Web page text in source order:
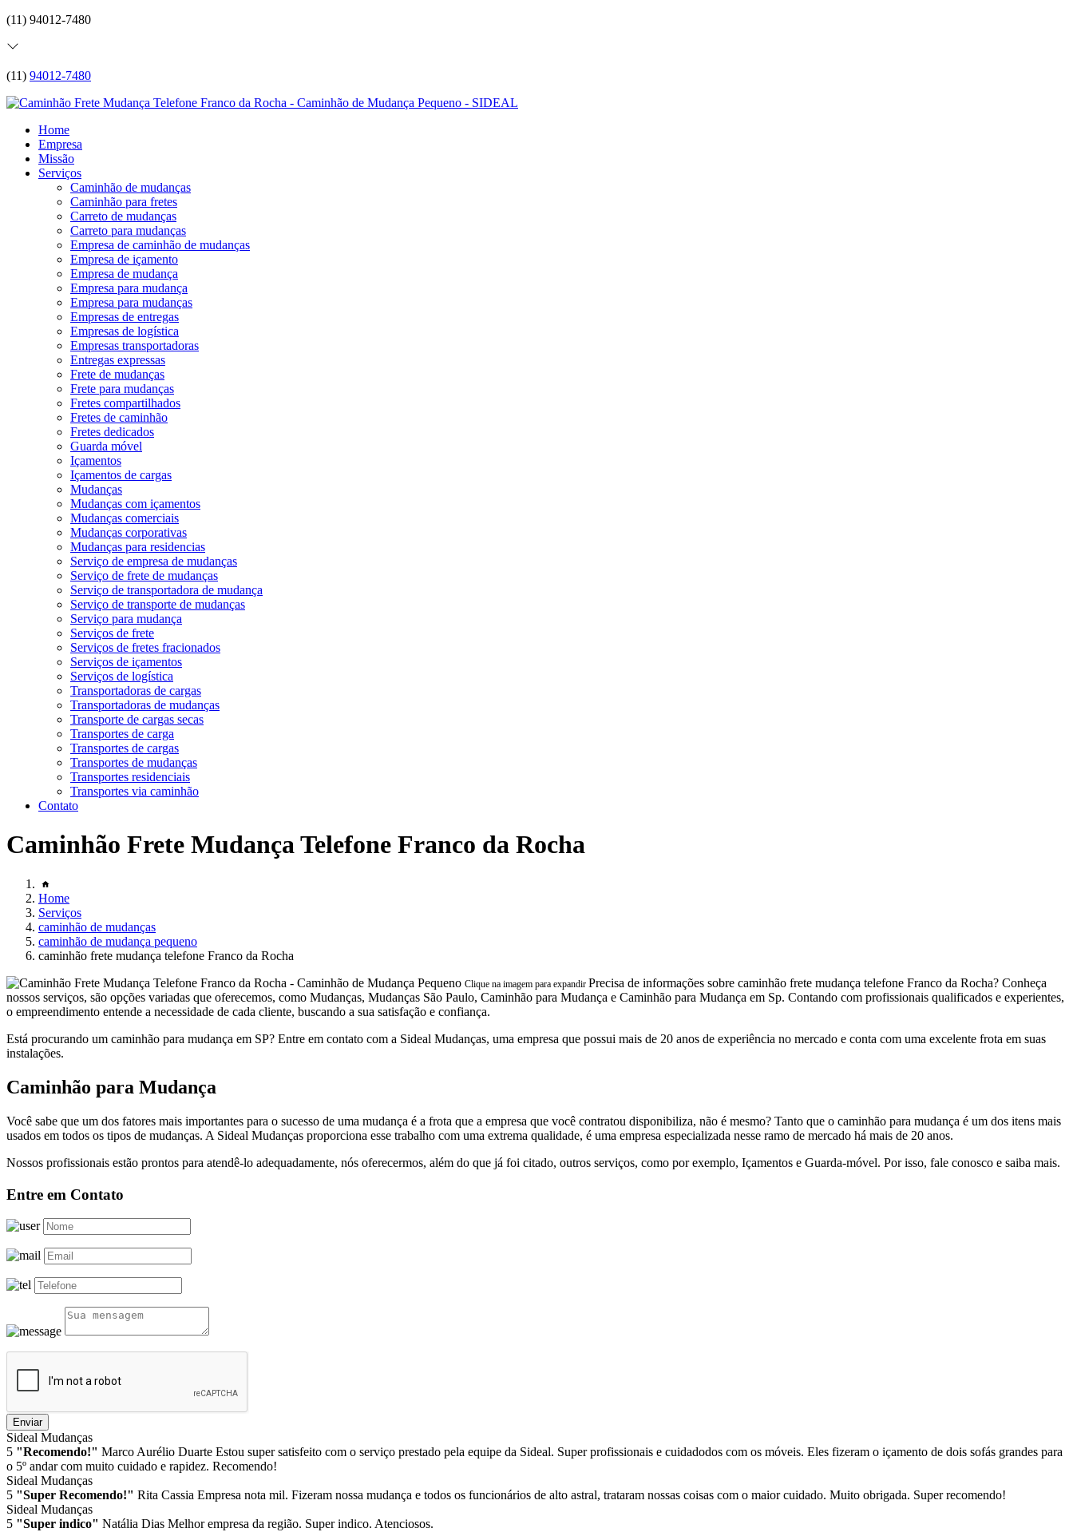
(11) 94012-7480
(11) 94012-7480
Home
Empresa
Missão
Serviços
Caminhão de mudanças
Caminhão para fretes
Carreto de mudanças
Carreto para mudanças
Empresa de caminhão de mudanças
Empresa de içamento
Empresa de mudança
Empresa para mudança
Empresa para mudanças
Empresas de entregas
Empresas de logística
Empresas transportadoras
Entregas expressas
Frete de mudanças
Frete para mudanças
Fretes compartilhados
Fretes de caminhão
Fretes dedicados
Guarda móvel
Içamentos
Içamentos de cargas
Mudanças
Mudanças com içamentos
Mudanças comerciais
Mudanças corporativas
Mudanças para residencias
Serviço de empresa de mudanças
Serviço de frete de mudanças
Serviço de transportadora de mudança
Serviço de transporte de mudanças
Serviço para mudança
Serviços de frete
Serviços de fretes fracionados
Serviços de içamentos
Serviços de logística
Transportadoras de cargas
Transportadoras de mudanças
Transporte de cargas secas
Transportes de carga
Transportes de cargas
Transportes de mudanças
Transportes residenciais
Transportes via caminhão
Contato
Caminhão Frete Mudança Telefone Franco da Rocha
Home
Serviços
caminhão de mudanças
caminhão de mudança pequeno
caminhão frete mudança telefone Franco da Rocha
Clique na imagem para expandir Precisa de informações sobre caminhão frete mudança telefone Franco da Rocha? Conheça
nossos serviços, são opções variadas que oferecemos, como Mudanças, Mudanças São Paulo, Caminhão para Mudança e Caminhão para Mudança em Sp. Contando com profissionais qualificados e experientes,
o empreendimento entende a necessidade de cada cliente, buscando a sua satisfação e confiança.
Está procurando um caminhão para mudança em SP? Entre em contato com a Sideal Mudanças, uma empresa que possui mais de 20 anos de experiência no mercado e conta com uma excelente frota em suas
instalações.
Caminhão para Mudança
Você sabe que um dos fatores mais importantes para o sucesso de uma mudança é a frota que a empresa que você contratou disponibiliza, não é mesmo? Tanto que o caminhão para mudança é um dos itens mais
usados em todos os tipos de mudanças. A Sideal Mudanças proporciona esse trabalho com uma extrema qualidade, é uma empresa especializada nesse ramo de mercado há mais de 20 anos.
Nossos profissionais estão prontos para atendê-lo adequadamente, nós oferecermos, além do que já foi citado, outros serviços, como por exemplo, Içamentos e Guarda-móvel. Por isso, fale conosco e saiba mais.
Entre em Contato
Enviar
Sideal Mudanças
5 "Recomendo!" Marco Aurélio Duarte Estou super satisfeito com o serviço prestado pela equipe da Sideal. Super profissionais e cuidadodos com os móveis. Eles fizeram o içamento de dois sofás grandes para
o 5º andar com muito cuidado e rapidez. Recomendo!
Sideal Mudanças
5 "Super Recomendo!" Rita Cassia Empresa nota mil. Fizeram nossa mudança e todos os funcionários de alto astral, trataram nossas coisas com o maior cuidado. Muito obrigada. Super recomendo!
Sideal Mudanças
5 "Super indico" Natália Dias Melhor empresa da região. Super indico. Atenciosos.